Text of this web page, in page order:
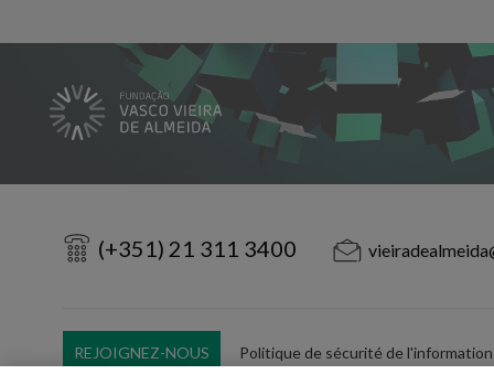
(+351) 21 311 3400
REJOIGNEZ-NOUS Politique de sécurité de l'information